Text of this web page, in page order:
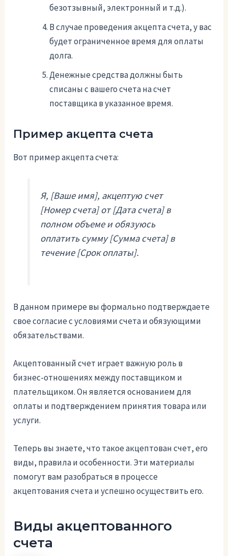
безотзывный, электронный и т.д.).
В случае проведения акцепта счета, у вас
будет ограниченное время для оплаты
долга.
Денежные средства должны быть
списаны с вашего счета на счет
поставщика в указанное время.
Пример акцепта счета
Вот пример акцепта счета:
Я, [Ваше имя], акцептую счет
[Номер счета] от [Дата счета] в
полном объеме и обязуюсь
оплатить сумму [Сумма счета] в
течение [Срок оплаты].
В данном примере вы формально подтверждаете
свое согласие с условиями счета и обязующими
обязательствами.
Акцептованный счет играет важную роль в
бизнес-отношениях между поставщиком и
плательщиком. Он является основанием для
оплаты и подтверждением принятия товара или
услуги.
Теперь вы знаете, что такое акцептован счет, его
виды, правила и особенности. Эти материалы
помогут вам разобраться в процессе
акцептования счета и успешно осуществить его.
Виды акцептованного
счета